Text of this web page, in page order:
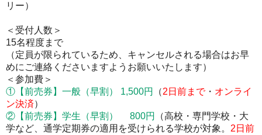
リー）
＜受付人数＞
15名程度まで
（定員が限られているため、キャンセルされる場合はお早
めにご連絡くださいますようお願いいたします）
＜参加費＞
① 【前売券】 一般（早割） 1,500円 （2 日前まで・ オンライ
ン決済）
② 【前売券】 学生（早割） 800円
（高校・専門学校・大
学など、通学定期券の適用を受けられる学校が対象。 2 日前